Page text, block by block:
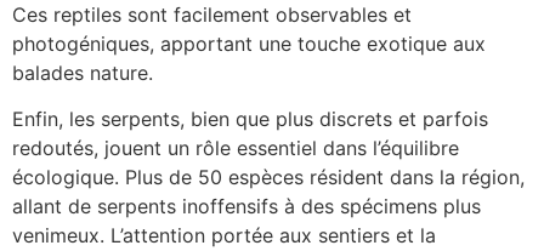
Ces reptiles sont facilement observables et
photogéniques, apportant une touche exotique aux
balades nature.
Enfin, les serpents, bien que plus discrets et parfois
redoutés, jouent un rôle essentiel dans l’équilibre
écologique. Plus de 50 espèces résident dans la région,
allant de serpents inoffensifs à des spécimens plus
venimeux. L’attention portée aux sentiers et la